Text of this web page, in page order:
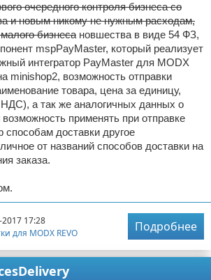
Project
очередного контроля бизнеса со
и новым никому не нужным расходам,
бизнеса новшества в виде 54 ФЗ,
mspPayMaster, который реализует
интегратор PayMaster для MODX
minishop2, возможность отправки
товара, цена за единицу,
НДС), а так же аналогичных данных о
применять при отправке
способам доставки другое
от названий способов доставки на
заказа.
17:28
для MODX REVO
Подробнее